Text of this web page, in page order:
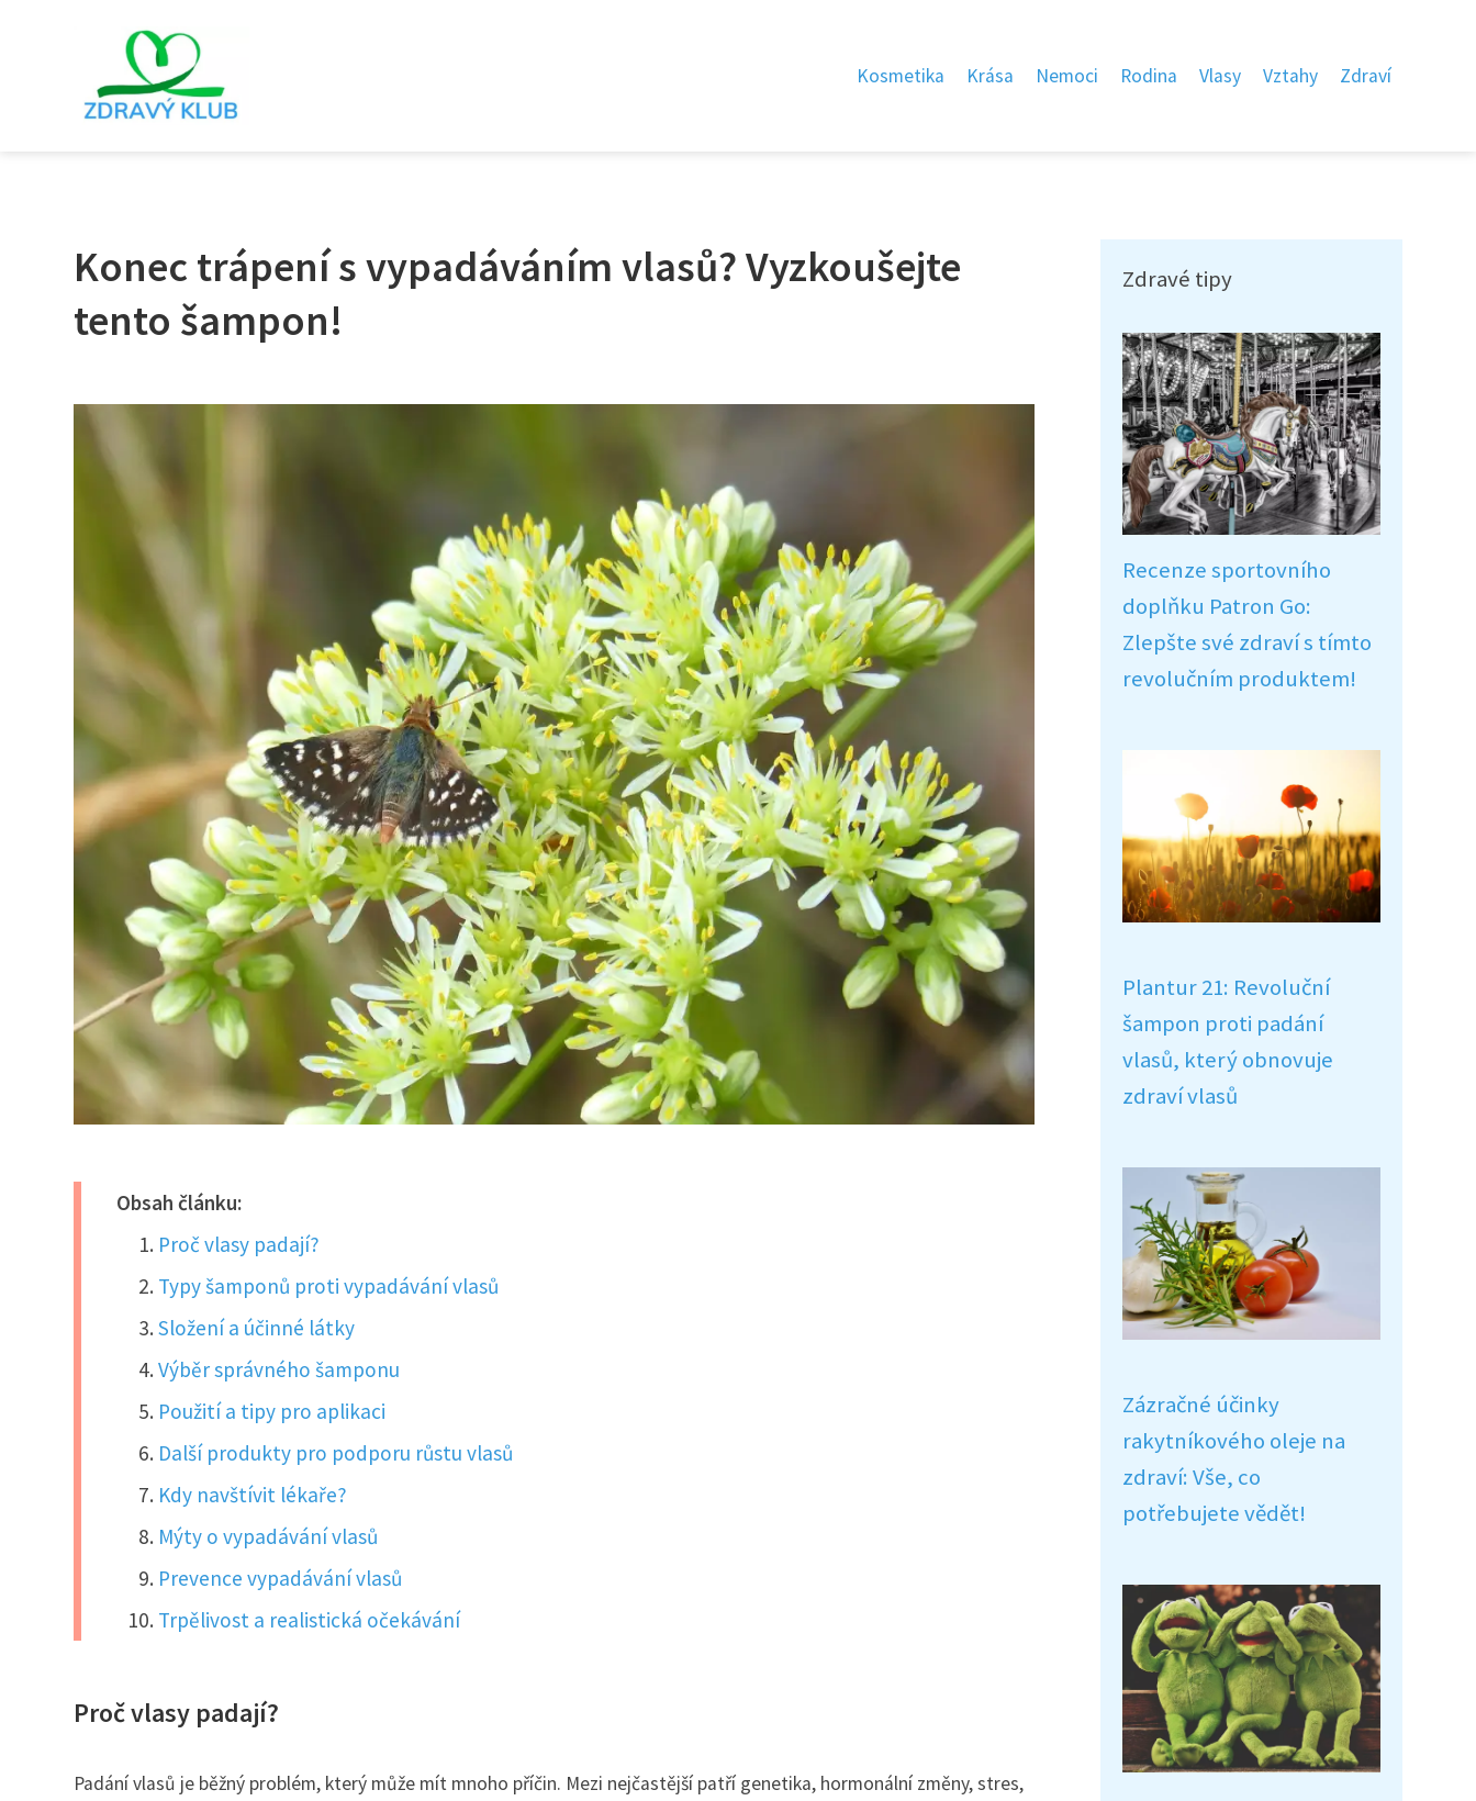
Kosmetika Krása Nemoci Rodina Vlasy Vztahy Zdraví
Konec trápení s vypadáváním vlasů? Vyzkoušejte
tento šampon!
Obsah článku:
Proč vlasy padají?
Typy šamponů proti vypadávání vlasů
Složení a účinné látky
Výběr správného šamponu
Použití a tipy pro aplikaci
Další produkty pro podporu růstu vlasů
Kdy navštívit lékaře?
Mýty o vypadávání vlasů
Prevence vypadávání vlasů
Trpělivost a realistická očekávání
Proč vlasy padají?
Padání vlasů je běžný problém, který může mít mnoho příčin. Mezi nejčastější patří genetika, hormonální změny, stres,
Zdravé tipy
Recenze sportovního
doplňku Patron Go:
Zlepšte své zdraví s tímto
revolučním produktem!
Plantur 21: Revoluční
šampon proti padání
vlasů, který obnovuje
zdraví vlasů
Zázračné účinky
rakytníkového oleje na
zdraví: Vše, co
potřebujete vědět!